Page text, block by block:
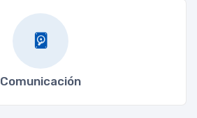
Comunicación